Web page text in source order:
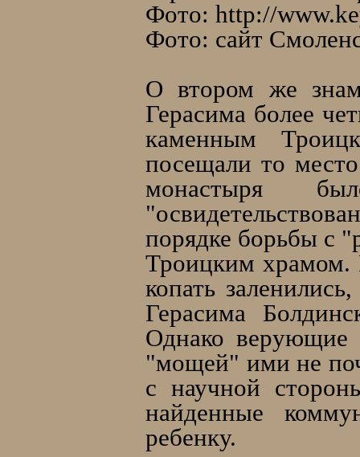
Фото: http://
Фото: сайт
О втором же
Герасима более
каменным
посещали то
монастыря
порядке борьбы с
Троицким храмом.
копать
Герасима
Однако верующие
"мощей" ими не
с научной
найденные
ребенку.